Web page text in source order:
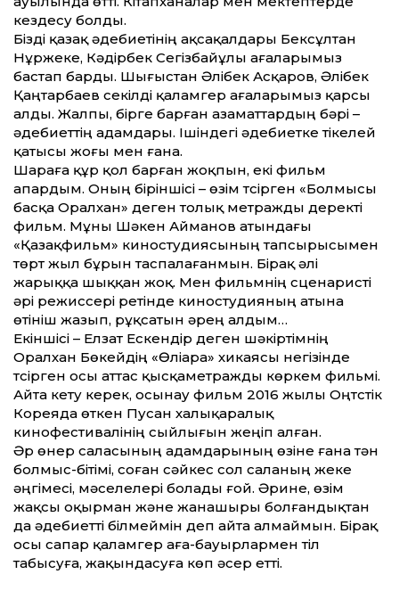
кездесу болды.
Бізді қазақ әдебиетінің ақсақалдары Бексұлтан
Нұржеке, Кәдірбек Сегізбайұлы ағаларымыз
бастап барды. Шығыстан Әлібек Асқаров, Әлібек
Қаңтарбаев секілді қаламгер ағаларымыз қарсы
алды. Жалпы, бірге барған азамат­тардың бәрі –
әдебиет­тің адамдары. Ішіндегі әдебиетке тікелей
қатысы жоғы мен ғана.
Шараға құр қол барған жоқпын, екі фильм
апардым. Оның біріншісі – өзім түсірген «Болмысы
басқа Оралхан» деген толық метражды деректі
фильм. Мұны Шәкен Айманов атындағы
«Қазақфильм» киностудиясының тапсырысымен
төрт жыл бұрын таспалағанмын. Бірақ әлі
жарыққа шыққан жоқ. Мен фильмнің сценаристі
әрі режиссері ретінде киностудияның атына
өтініш жазып, рұқсатын әрең алдым…
Екіншісі – Елзат Ескендір деген шәкіртімнің
Оралхан Бөкейдің «Өліара» хикаясы негізінде
түсірген осы ат­тас қысқаметражды көркем фильмі.
Айта кету керек, осынау фильм 2016 жылы Оңтүстік
Кореяда өткен Пусан халықаралық
кинофестивалінің сыйлығын жеңіп алған.
Әр өнер саласының адамдарының өзіне ғана тән
болмыс-бітімі, соған сәйкес сол саланың жеке
әңгімесі, мәселелері болады ғой. Әрине, өзім
жақсы оқырман және жанашыры болғандықтан
да әдебиет­ті білмеймін деп айта алмаймын. Бірақ
осы сапар қаламгер аға-бауырлармен тіл
табысуға, жақындасуға көп әсер ет­ті.